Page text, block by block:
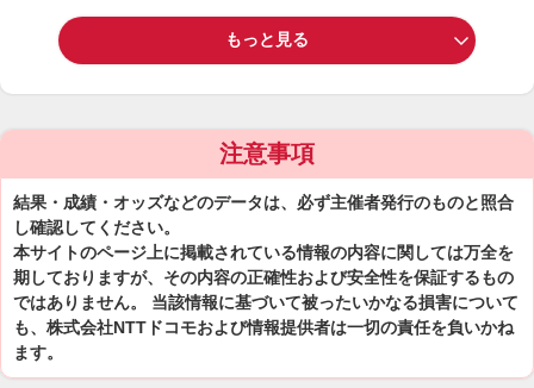
もっと見る
注意事項
結果・成績・オッズなどのデータは、必ず主催者発行のものと照合
し確認してください。
本サイトのページ上に掲載されている情報の内容に関しては万全を
期しておりますが、その内容の正確性および安全性を保証するもの
ではありません。 当該情報に基づいて被ったいかなる損害について
も、株式会社NTTドコモおよび情報提供者は一切の責任を負いかね
ます。